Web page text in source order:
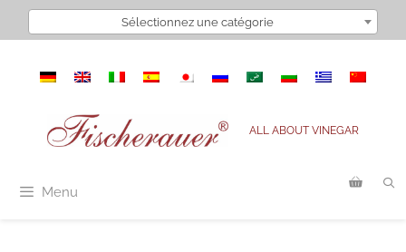
Sélectionnez une catégorie
ALL ABOUT VINEGAR
Menu